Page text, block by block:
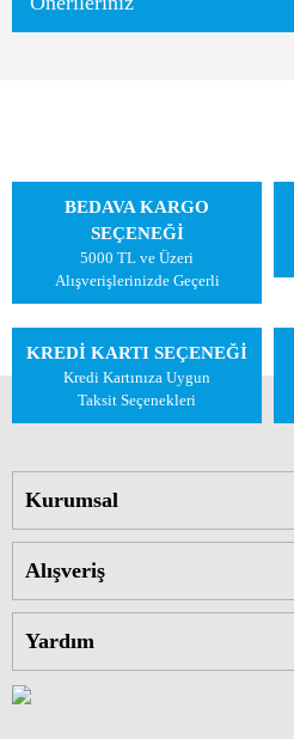
BEDAVA KARGO
SEÇENEĞİ
5000 TL ve Üzeri
Alışverişlerinizde Geçerli
KREDİ KARTI SEÇENEĞİ
Kredi Kartınıza Uygun
Taksit Seçenekleri
Kurumsal
Alışveriş
Yardım